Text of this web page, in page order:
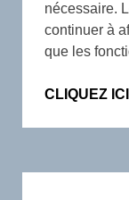
nécessaire.
continuer à
que les
CLIQUEZ